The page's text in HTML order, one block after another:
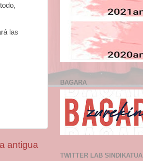
las
antigua
BAGARA
TWITTER LAB SINDIKATUA